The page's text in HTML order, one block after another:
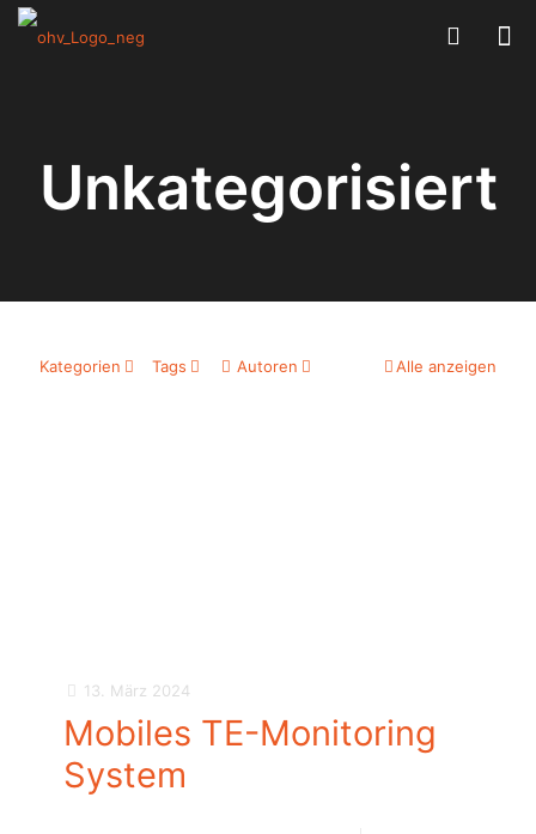
Unkategorisiert
Kategorien Tags Autoren Alle anzeigen
13. März 2024
Mobiles TE-Monitoring
System